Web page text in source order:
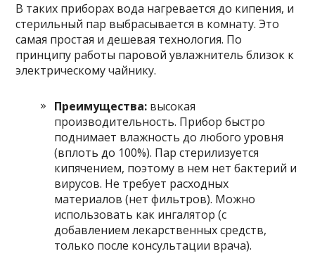
В таких приборах вода нагревается до кипения, и
стерильный пар выбрасывается в комнату. Это
самая простая и дешевая технология. По
принципу работы паровой увлажнитель близок к
электрическому чайнику.
Преимущества: высокая
производительность. Прибор быстро
поднимает влажность до любого уровня
(вплоть до 100%). Пар стерилизуется
кипячением, поэтому в нем нет бактерий и
вирусов. Не требует расходных
материалов (нет фильтров). Можно
использовать как ингалятор (с
добавлением лекарственных средств,
только после консультации врача).